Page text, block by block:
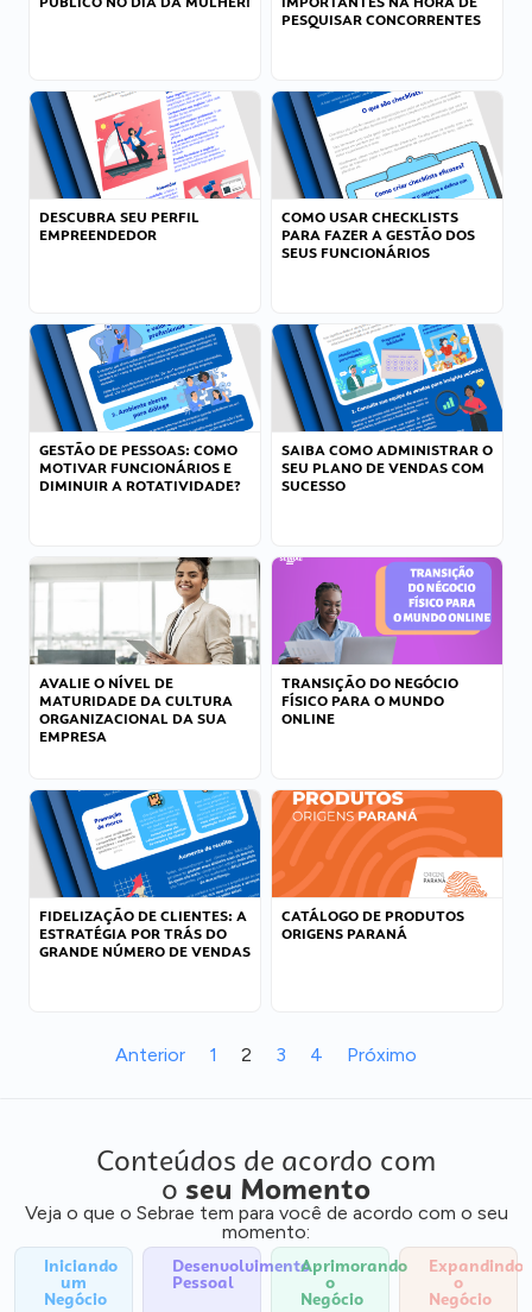
PESQUISAR CONCORRENTES
DESCUBRA SEU PERFIL
EMPREENDEDOR
COMO USAR CHECKLISTS
PARA FAZER A GESTÃO DOS
SEUS FUNCIONÁRIOS
GESTÃO DE PESSOAS: COMO
MOTIVAR FUNCIONÁRIOS E
DIMINUIR A ROTATIVIDADE?
SAIBA COMO ADMINISTRAR O
SEU PLANO DE VENDAS COM
SUCESSO
AVALIE O NÍVEL DE
MATURIDADE DA CULTURA
ORGANIZACIONAL DA SUA
EMPRESA
TRANSIÇÃO DO NEGÓCIO
FÍSICO PARA O MUNDO
ONLINE
FIDELIZAÇÃO DE CLIENTES: A
ESTRATÉGIA POR TRÁS DO
GRANDE NÚMERO DE VENDAS
CATÁLOGO DE PRODUTOS
ORIGENS PARANÁ
Anterior 1 2 3 4 Próximo
Conteúdos de acordo com
o seu Momento
Veja o que o Sebrae tem para você de acordo com o seu
momento:
Iniciando
um
Negócio
Desenvolvimento
Pessoal
Aprimorando
o
Negócio
Expandindo
o
Negócio